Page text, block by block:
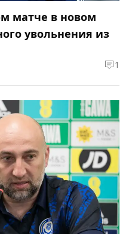
матче в новом
увольнения из
1